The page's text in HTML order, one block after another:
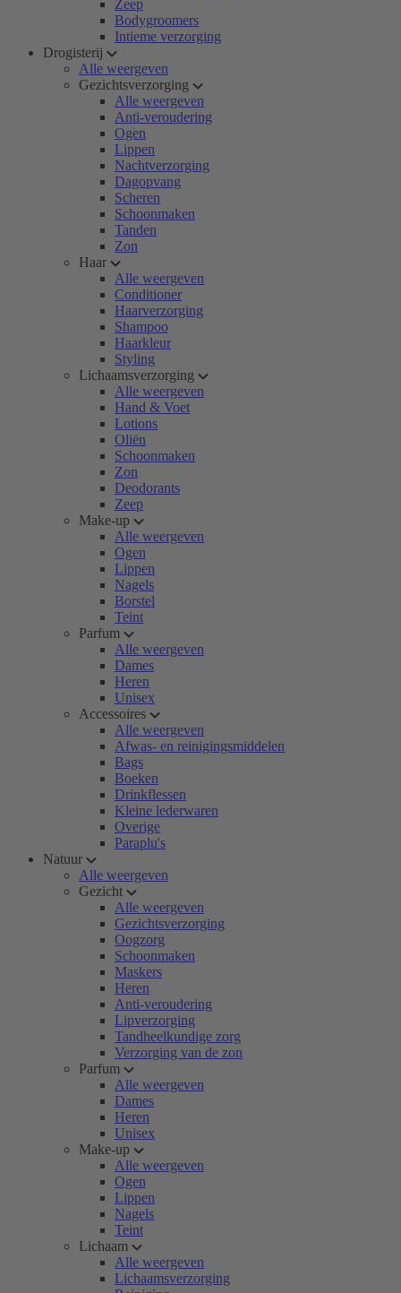
Zeep
Bodygroomers
Intieme verzorging
Drogisterij
Alle weergeven
Gezichtsverzorging
Alle weergeven
Anti-veroudering
Ogen
Lippen
Nachtverzorging
Dagopvang
Scheren
Schoonmaken
Tanden
Zon
Haar
Alle weergeven
Conditioner
Haarverzorging
Shampoo
Haarkleur
Styling
Lichaamsverzorging
Alle weergeven
Hand & Voet
Lotions
Oliën
Schoonmaken
Zon
Deodorants
Zeep
Make-up
Alle weergeven
Ogen
Lippen
Nagels
Borstel
Teint
Parfum
Alle weergeven
Dames
Heren
Unisex
Accessoires
Alle weergeven
Afwas- en reinigingsmiddelen
Bags
Boeken
Drinkflessen
Kleine lederwaren
Overige
Paraplu's
Natuur
Alle weergeven
Gezicht
Alle weergeven
Gezichtsverzorging
Oogzorg
Schoonmaken
Maskers
Heren
Anti-veroudering
Lipverzorging
Tandheelkundige zorg
Verzorging van de zon
Parfum
Alle weergeven
Dames
Heren
Unisex
Make-up
Alle weergeven
Ogen
Lippen
Nagels
Teint
Lichaam
Alle weergeven
Lichaamsverzorging